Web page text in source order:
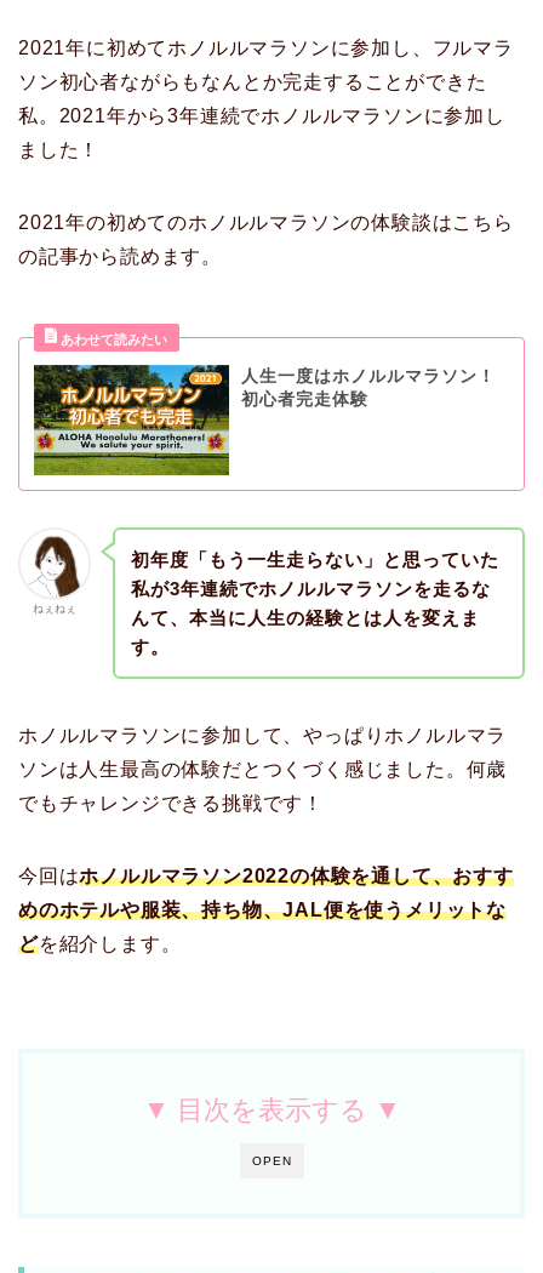
2021年に初めてホノルルマラソンに参加し、フルマラ
ソン初心者ながらもなんとか完走することができた
私。2021年から3年連続でホノルルマラソンに参加し
ました！
2021年の初めてのホノルルマラソンの体験談はこちら
の記事から読めます。
人生一度はホノルルマラソン！
初心者完走体験
ねぇねぇ
初年度「もう一生走らない」と思っていた
私が3年連続でホノルルマラソンを走るな
んて、本当に人生の経験とは人を変えま
す。
ホノルルマラソンに参加して、やっぱりホノルルマラ
ソンは人生最高の体験だとつくづく感じました。何歳
でもチャレンジできる挑戦です！
今回はホノルルマラソン2022の体験を通して、おすす
めのホテルや服装、持ち物、JAL便を使うメリットな
どを紹介します。
OPEN
▼ 目次を表示する ▼